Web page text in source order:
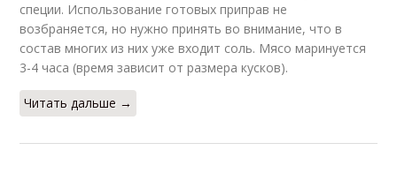
специи. Использование готовых приправ не
возбраняется, но нужно принять во внимание, что в
состав многих из них уже входит соль. Мясо маринуется
3-4 часа (время зависит от размера кусков).
Читать дальше →